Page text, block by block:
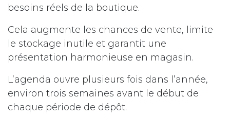
besoins réels de la boutique.
Cela augmente les chances de vente, limite
le stockage inutile et garantit une
présentation harmonieuse en magasin.
L’agenda ouvre plusieurs fois dans l’année,
environ trois semaines avant le début de
chaque période de dépôt.